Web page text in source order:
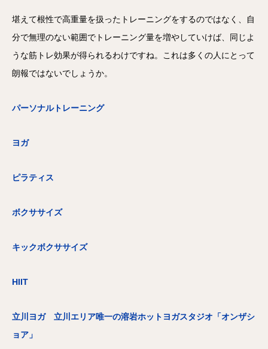
堪えて根性で高重量を扱ったトレーニングをするのではなく、自
分で無理のない範囲でトレーニング量を増やしていけば、同じよ
うな筋トレ効果が得られるわけですね。これは多くの人にとって
朗報ではないでしょうか。
パーソナルトレーニング
ヨガ
ピラティス
ボクササイズ
キックボクササイズ
HIIT
立川ヨガ 立川エリア唯一の溶岩ホットヨガスタジオ「オンザシ
ョア」